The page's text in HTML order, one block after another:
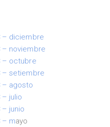
– diciembre
noviembre
– octubre
– setiembre
– agosto
julio
junio
– mayo